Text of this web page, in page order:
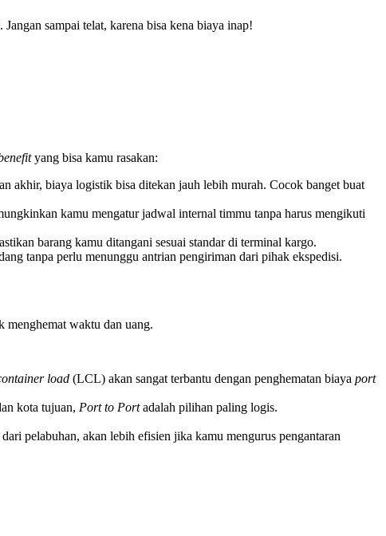
sampai telat, karena bisa kena biaya inap!
yang bisa kamu rasakan:
akhir, biaya logistik bisa ditekan jauh lebih murah. Cocok banget buat
kamu mengatur jadwal internal timmu tanpa harus mengikuti
barang kamu ditangani sesuai standar di terminal kargo.
tanpa perlu menunggu antrian pengiriman dari pihak ekspedisi.
menghemat waktu dan uang.
load (LCL) akan sangat terbantu dengan penghematan biaya port
kota tujuan, Port to Portadalah pilihan paling logis.
pelabuhan, akan lebih efisien jika kamu mengurus pengantaran